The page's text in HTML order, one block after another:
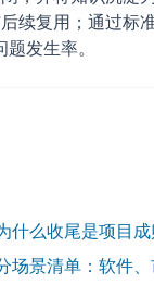
续复用；通过
发生率。
什么收尾是项目
场景清单：软件